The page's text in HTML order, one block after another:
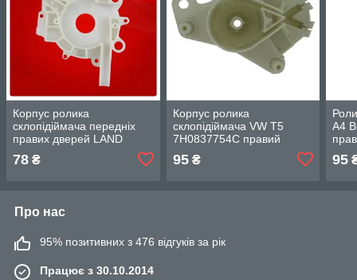
Корпус ролика
склопідіймача передніх
правих дверей LAND
ROVER Freelander I L314
1997-2006
78 ₴
Корпус ролика
склопідіймача VW T5
7H0837754C правий
склопідіймач Volkswagen
Transporter T5
95₴
A4
95
Про нас
95% позитивних з 476 відгуків за рік
Працює з 30.10.2014